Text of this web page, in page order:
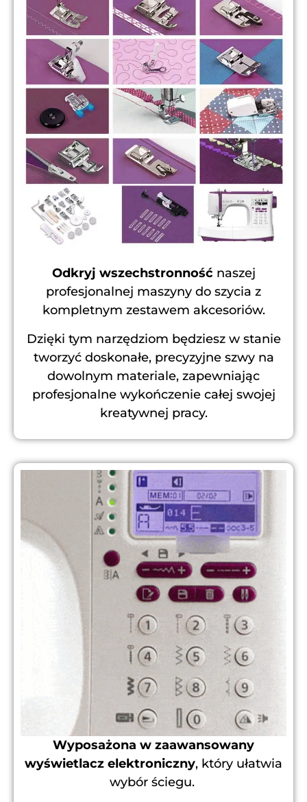
Odkryj wszechstronnośćnaszej
profesjonalnej maszyny do szycia z
kompletnym zestawem akcesoriów.
Dzięki tym narzędziom będziesz w stanie
tworzyć doskonałe, precyzyjne szwy na
dowolnym materiale, zapewniając
profesjonalne wykończenie całej swojej
kreatywnej pracy.
Wyposażona w zaawansowany
wyświetlacz elektroniczny, który ułatwia
wybór ściegu.